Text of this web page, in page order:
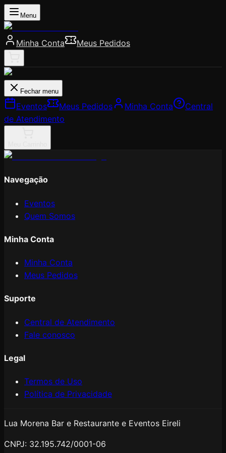
Menu
Minha Conta Meus Pedidos
Fechar menu
Eventos Meus Pedidos Minha Conta
Central
de Atendimento
Navegação
Eventos
Quem Somos
Minha Conta
Minha Conta
Meus Pedidos
Suporte
Central de Atendimento
Fale conosco
Legal
Termos de Uso
Política de Privacidade
Lua Morena Bar e Restaurante e Eventos Eireli
CNPJ: 32.195.742/0001-06